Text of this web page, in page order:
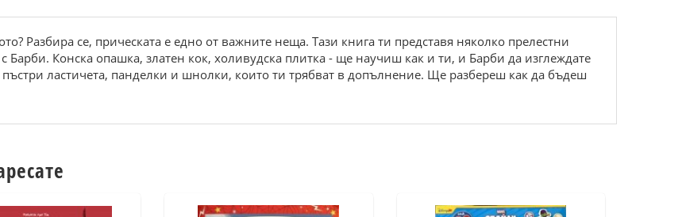
Разбира се, прическата е едно от важните неща. Тази книга ти представя няколко прелестни
Конска опашка, златен кок, холивудска плитка - ще научиш как и ти, и Барби да изглеждате
ластичета, панделки и шнолки, които ти трябват в допълнение. Ще разбереш как да бъдеш